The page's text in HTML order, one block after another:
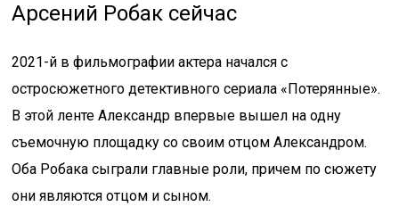
Арсений Робак сейчас
2021-й в фильмографии актера начался с
остросюжетного детективного сериала «Потерянные».
В этой ленте Александр впервые вышел на одну
съемочную площадку со своим отцом Александром.
Оба Робака сыграли главные роли, причем по сюжету
они являются отцом и сыном.